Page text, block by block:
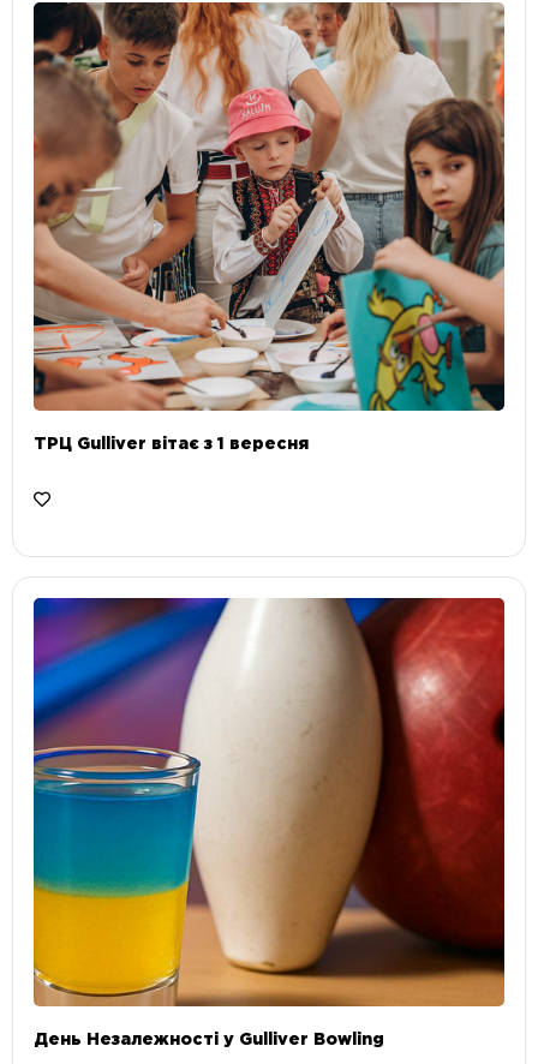
ТРЦ Gulliver вітає з 1 вересня
День Незалежності у Gulliver Bowling